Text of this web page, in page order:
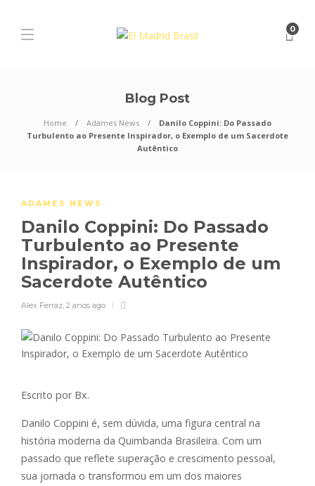
0
Blog Post
Home Adames News
Danilo Coppini: Do Passado
Turbulento ao Presente Inspirador, o Exemplo de um Sacerdote
Autêntico
ADAMES NEWS
Danilo Coppini: Do Passado
Turbulento ao Presente
Inspirador, o Exemplo de um
Sacerdote Autêntico
Alex Ferraz, 2 anos ago
Escrito por Bx.
Danilo Coppini é, sem dúvida, uma figura central na
história moderna da Quimbanda Brasileira. Com um
passado que reflete superação e crescimento pessoal,
sua jornada o transformou em um dos maiores